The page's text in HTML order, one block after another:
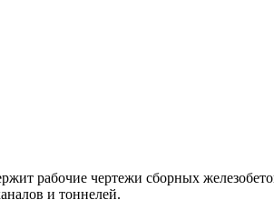
рабочие чертежи сборных
и тоннелей.